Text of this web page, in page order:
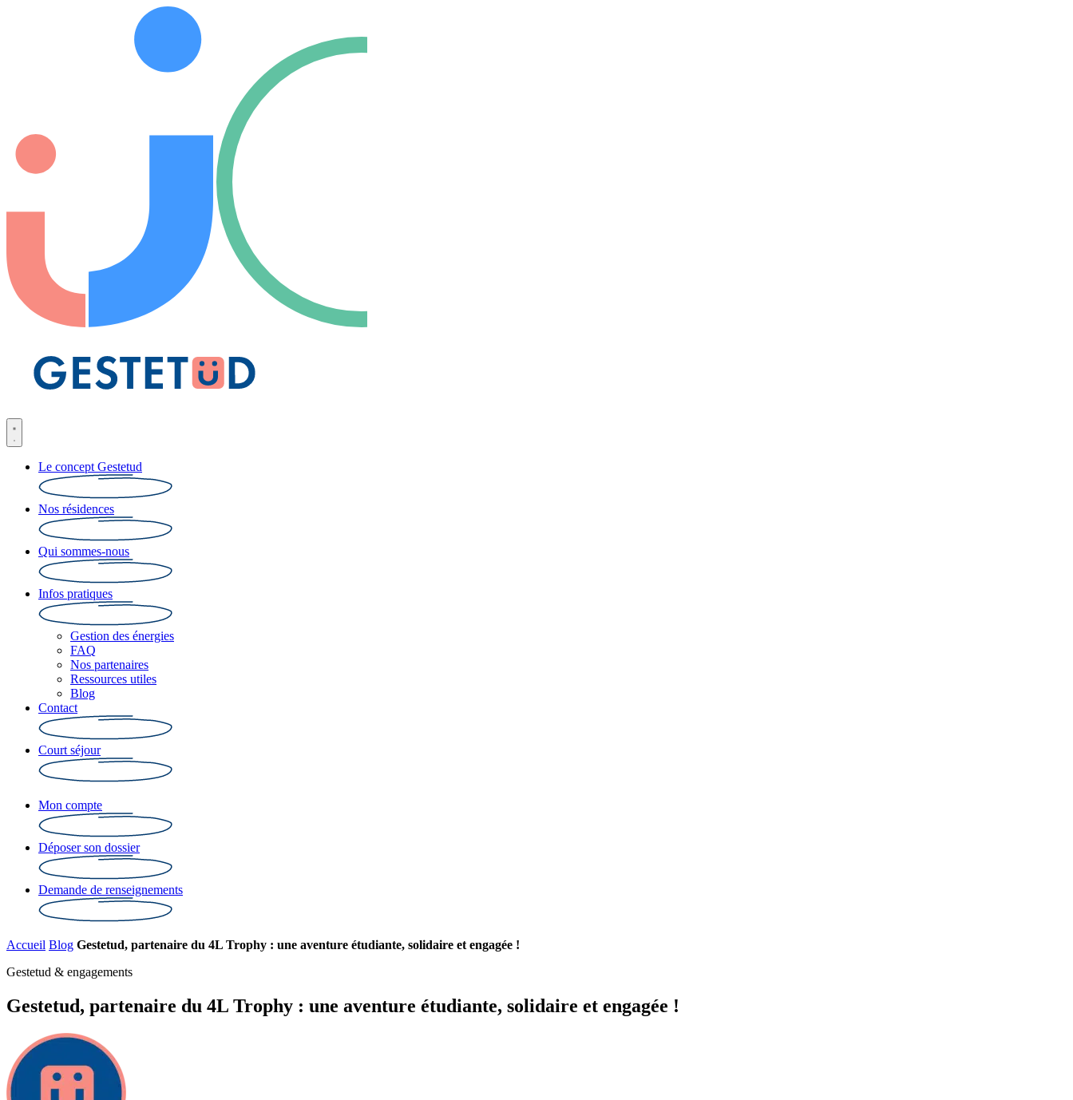
Le concept Gestetud
Nos résidences
Qui sommes-nous
Infos pratiques
Gestion des énergies
FAQ
Nos partenaires
Ressources utiles
Blog
Contact
Court séjour
Mon compte
Déposer son dossier
Demande de renseignements
Accueil Blog Gestetud, partenaire du 4L Trophy : une aventure étudiante, solidaire et engagée !
Gestetud & engagements
Gestetud, partenaire du 4L Trophy : une aventure étudiante, solidaire et engagée !